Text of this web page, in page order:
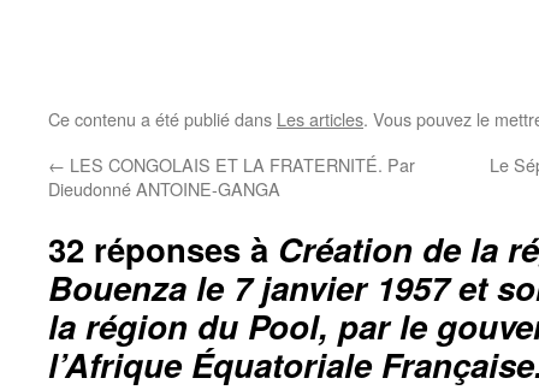
Ce contenu a été publié dans Les articles. Vous pouvez le
← LES CONGOLAIS ET LA FRATERNITÉ. Par
Dieudonné ANTOINE-GANGA
Le
32 réponses à Création de la
Bouenza le 7 janvier 1957 et
la région du Pool, par le
l’Afrique Équatoriale